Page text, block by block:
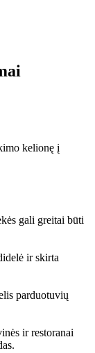
kelionę į
gali greitai būti
ir skirta
parduotuvių
ir restoranai